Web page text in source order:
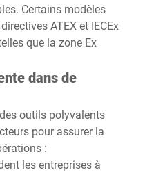
Certains modèles
ATEX et IECEx
que la zone Ex
dans de
outils polyvalents
pour assurer la
:
les entreprises à